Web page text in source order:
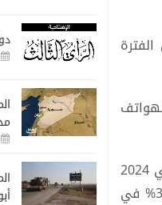
إلى 93.4 دقيقة خلال الفترة
وارتفعت حصة التلفزيون من إجمالي وقت مشاهدة "يوتيوب" من 28% إلى 34% بين يناير/ كانون الثاني 2024
وديسمبر/ كانون الأول 2025، فيما انخفضت نسبة المشاهدة عبر الهواتف المحمولة من 35% إلى 31% في